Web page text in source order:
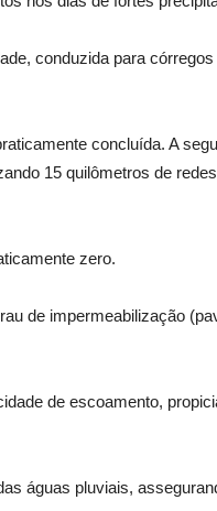
conduzida para
concluída. A
15 quilômetros de
zero.
de impermeabilização
de escoamento,
águas pluviais,